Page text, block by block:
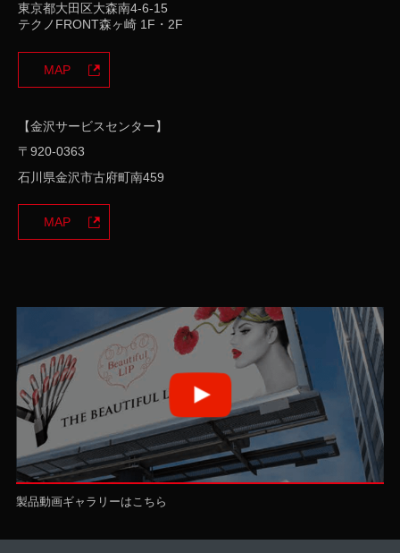
東京都大田区大森南4-6-15
テクノFRONT森ヶ崎 1F・2F
MAP
【金沢サービスセンター】
〒920-0363
石川県金沢市古府町南459
MAP
製品動画ギャラリーはこちら